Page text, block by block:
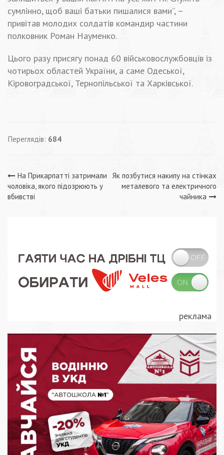
сумлінно, щоб ваші батьки пишалися вами”, –
привітав молодих солдатів командир частини
полковник Роман Науменко.
Цього разу присягу понад 60 військовослужбовців із
чотирьох областей України, а саме Одеської,
Кіровоградської, Тернопільської та Харківської.
Переглядів: 684
Навігація
записів
На Прикарпатті затримали
чоловіка, якого підозрюють у
вбивстві
Як позбутися накипу на стінках
металевого та електричного
чайника